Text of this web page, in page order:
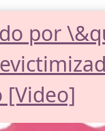
por
[Video]